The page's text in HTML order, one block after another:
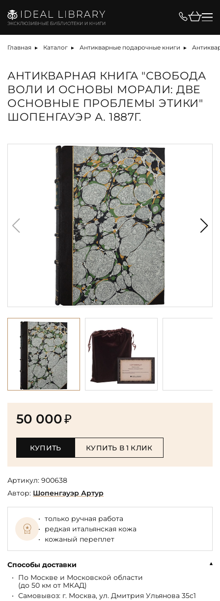
Главная Каталог Антикварные подарочные книги
АНТИКВАРНАЯ КНИГА "СВОБОДА
ВОЛИ И ОСНОВЫ МОРАЛИ: ДВЕ
ОСНОВНЫЕ ПРОБЛЕМЫ ЭТИКИ"
ШОПЕНГАУЭР А. 1887Г.
50 000₽
КУПИТЬ КУПИТЬ В 1 КЛИК
Артикул: 900638
Автор: Шопенгауэр Артур
только ручная работа
редкая итальянская кожа
кожаный переплет
Способы доставки
По Москве и Московской области
(до 50 км от МКАД)
Самовывоз: г. Москва, ул. Дмитрия Ульянова 35с1